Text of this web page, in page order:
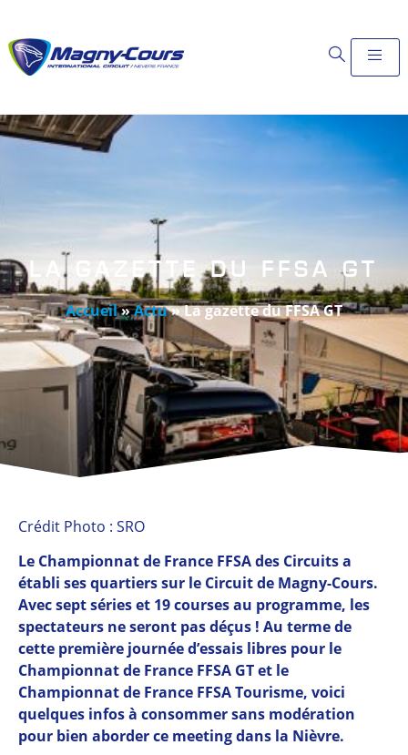
LA GAZETTE DU FFSA GT
Accueil»Actu»La gazette du FFSA GT
Crédit Photo : SRO
Le Championnat de France FFSA des Circuits a
établi ses quartiers sur le Circuit de Magny-Cours.
Avec sept séries et 19 courses au programme, les
spectateurs ne seront pas déçus ! Au terme de
cette première journée d’essais libres pour le
Championnat de France FFSA GT et le
Championnat de France FFSA Tourisme, voici
quelques infos à consommer sans modération
pour bien aborder ce meeting dans la Nièvre.